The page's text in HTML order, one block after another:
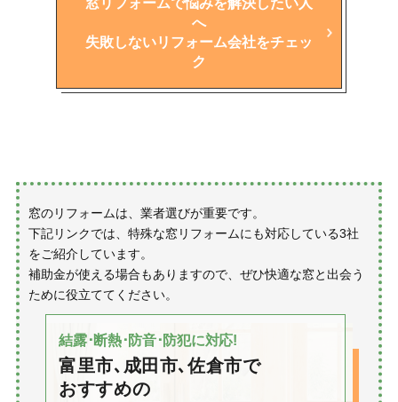
窓リフォームで悩みを解決したい人
へ
失敗しないリフォーム会社をチェッ
ク
窓のリフォームは、業者選びが重要です。
下記リンクでは、特殊な窓リフォームにも対応している3社
をご紹介しています。
補助金が使える場合もありますので、ぜひ快適な窓と出会う
ために役立ててください。
結露･断熱･防音･防犯に対応!
富里市､成田市､佐倉市で
おすすめの